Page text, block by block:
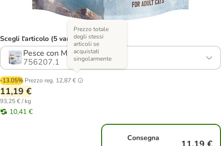
Scegli l'articolo (5 varianti)
Pesce con Manzo
756207.1
-13.05% Prezzo reg. 12,87 €
Prezzo totale
degli stessi
articoli se
acquistati
singolarmente
11,19 €
93,25 € / kg
10,41 €
Consegna